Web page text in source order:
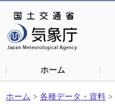
ホーム
ホーム > 各種データ・資料 >